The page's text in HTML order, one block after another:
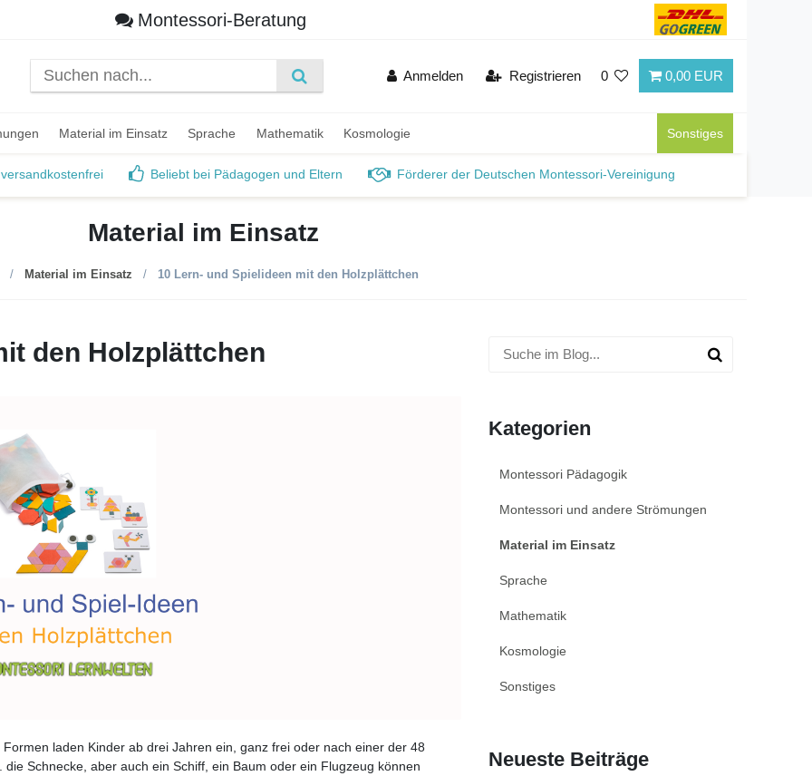
Montessori-Beratung
Anmelden Registrieren 0 0,00 EUR
Material im Einsatz Sprache Mathematik Kosmologie Sonstiges
Beliebt bei Pädagogen und Eltern Förderer der Deutschen Montessori-Vereinigung
Material im Einsatz
Material im Einsatz 10 Lern- und Spielideen mit den Holzplättchen
den Holzplättchen
laden Kinder ab drei Jahren ein, ganz frei oder nach einer der 48
Schnecke, aber auch ein Schiff, ein Baum oder ein Flugzeug können
Kategorien
Montessori Pädagogik
Montessori und andere Strömungen
Material im Einsatz
Sprache
Mathematik
Kosmologie
Sonstiges
Neueste Beiträge